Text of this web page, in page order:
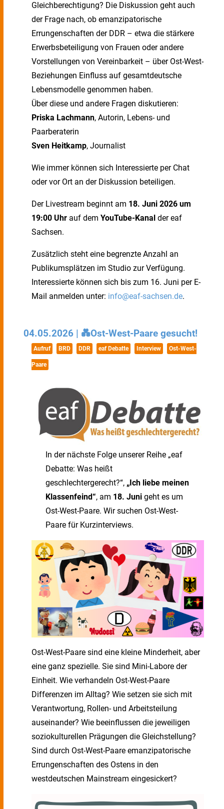
Gleichberechtigung? Die Diskussion geht auch
der Frage nach, ob emanzipatorische
Errungenschaften der DDR – etwa die stärkere
Erwerbsbeteiligung von Frauen oder andere
Vorstellungen von Vereinbarkeit – über Ost-West-
Beziehungen Einfluss auf gesamtdeutsche
Lebensmodelle genommen haben.
Über diese und andere Fragen diskutieren:
Priska Lachmann, Autorin, Lebens- und
Paarberaterin
Sven Heitkamp, Journalist
Wie immer können sich Interessierte per Chat
oder vor Ort an der Diskussion beteiligen.
Der Livestream beginnt am 18. Juni 2026 um
19:00 Uhr auf dem YouTube-Kanal der eaf
Sachsen.
Zusätzlich steht eine begrenzte Anzahl an
Publikumsplätzen im Studio zur Verfügung.
Interessierte können sich bis zum 16. Juni per E-
Mail anmelden unter: info@eaf-sachsen.de.
04.05.2026 | 💑Ost-West-Paare gesucht!
Aufruf BRD DDR eaf Debatte Interview Ost-West-
Paare
In der nächste Folge unserer Reihe „eaf
Debatte: Was heißt
geschlechtergerecht?“, „Ich liebe meinen
Klassenfeind“, am 18. Juni geht es um
Ost-West-Paare. Wir suchen Ost-West-
Paare für Kurzinterviews.
Ost-West-Paare sind eine kleine Minderheit, aber
eine ganz spezielle. Sie sind Mini-Labore der
Einheit. Wie verhandeln Ost-West-Paare
Differenzen im Alltag? Wie setzen sie sich mit
Verantwortung, Rollen- und Arbeitsteilung
auseinander? Wie beeinflussen die jeweiligen
soziokulturellen Prägungen die Gleichstellung?
Sind durch Ost-West-Paare emanzipatorische
Errungenschaften des Ostens in den
westdeutschen Mainstream eingesickert?